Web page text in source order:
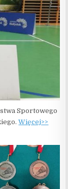
Sportowego
Więcej>>